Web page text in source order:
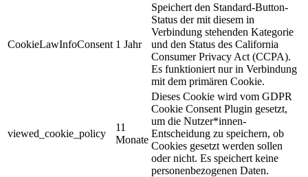
CookieLawInfoConsent 1 Jahr
Speichert den Standard-Button-
Status der mit diesem in
Verbindung stehenden Kategorie
und den Status des California
Consumer Privacy Act (CCPA).
Es funktioniert nur in Verbindung
mit dem primären Cookie.
viewed_cookie_policy
11
Monate
Dieses Cookie wird vom GDPR
Cookie Consent Plugin gesetzt,
um die Nutzer*innen-
Entscheidung zu speichern, ob
Cookies gesetzt werden sollen
oder nicht. Es speichert keine
personenbezogenen Daten.